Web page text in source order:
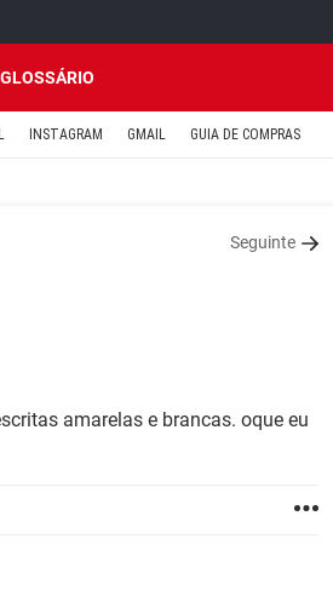
GLOSSÁRIO
INSTAGRAM GMAIL GUIA DE COMPRAS
Seguinte
amarelas e brancas. oque eu